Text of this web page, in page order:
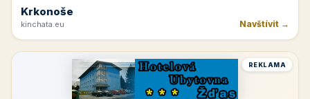
Krkonoše
kinchata.eu Navštívit →
REKLAMA